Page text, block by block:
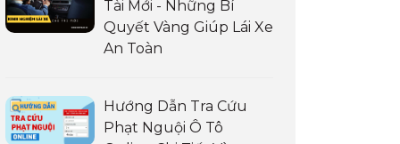
Tài Mới - Những Bí
Quyết Vàng Giúp Lái Xe
An Toàn
Hướng Dẫn Tra Cứu
Phạt Nguội Ô Tô